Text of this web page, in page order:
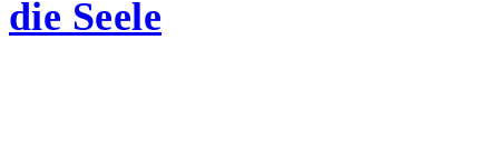
die Seele